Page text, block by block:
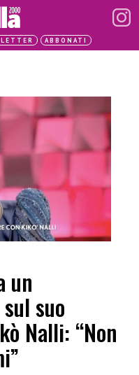
ABBONATI
un
suo
Nalli: “Non